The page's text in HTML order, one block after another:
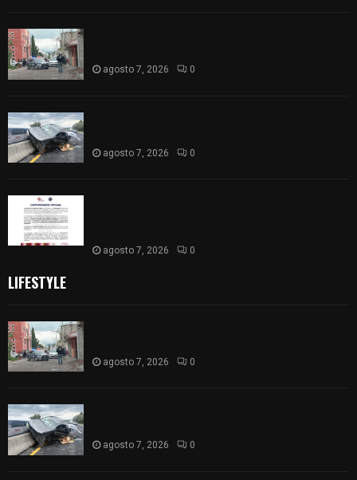
agosto 7, 2026 0
agosto 7, 2026 0
agosto 7, 2026 0
LIFESTYLE
agosto 7, 2026 0
agosto 7, 2026 0